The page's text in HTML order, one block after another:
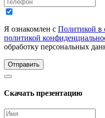
Я ознакомлен с Политикой в
политикой
обработку персональных
Отправить
Скачать презентацию